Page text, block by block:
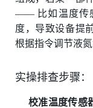
—— 比如温度传
度，导致设备提
根据指令调节液
实操排查步骤：
校准温度传感